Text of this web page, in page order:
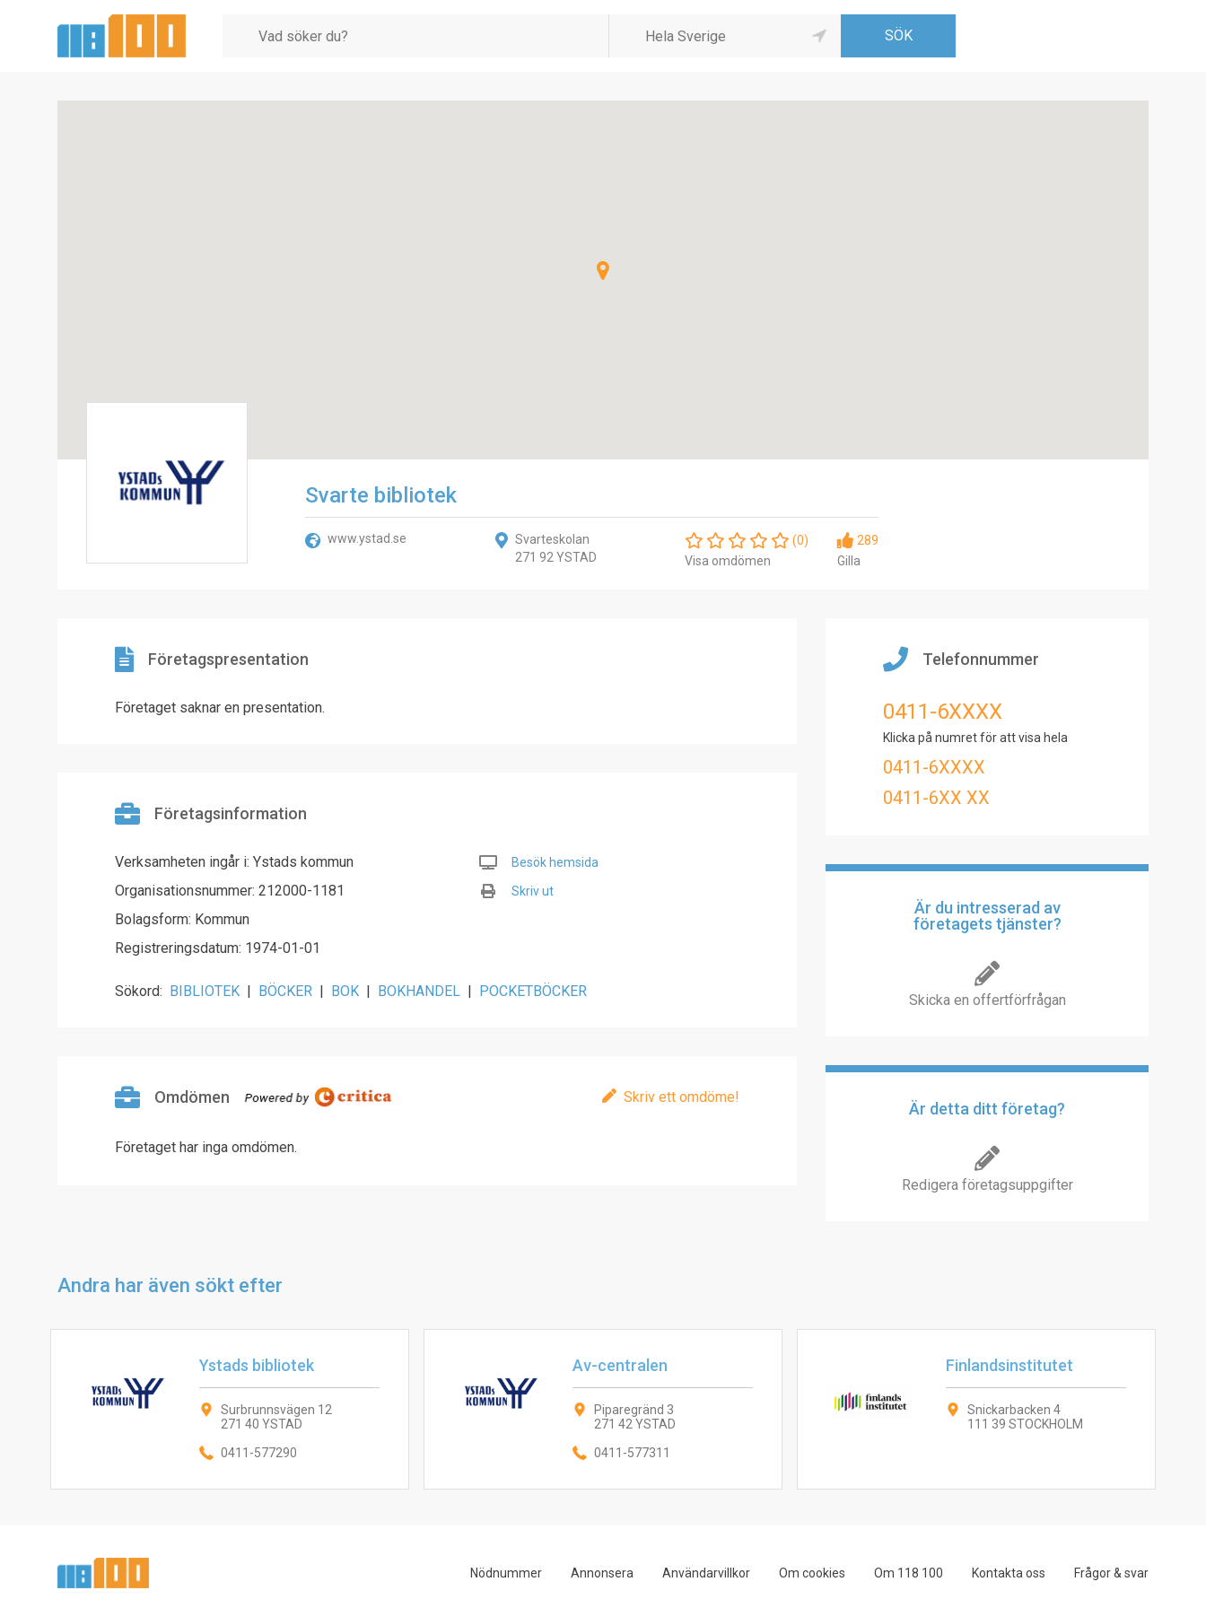
Svarte bibliotek
www.ystad.se
Svarteskolan
271 92 YSTAD
(0)
Visa omdömen
289
Gilla
Företagspresentation
Företaget saknar en presentation.
Företagsinformation
Verksamheten ingår i: Ystads kommun
Organisationsnummer: 212000-1181
Bolagsform: Kommun
Registreringsdatum: 1974-01-01
Besök hemsida
Skriv ut
Sökord: BIBLIOTEK | BÖCKER | BOK | BOKHANDEL | POCKETBÖCKER
Omdömen Skriv ett omdöme!
Företaget har inga omdömen.
Telefonnummer
0411-6XXXX
Klicka på numret för att visa hela
0411-6XXXX
0411-6XX XX
Är du intresserad av
företagets tjänster?
Skicka en offertförfrågan
Är detta ditt företag?
Redigera företagsuppgifter
Andra har även sökt efter
Ystads bibliotek
Surbrunnsvägen 12
271 40 YSTAD
0411-577290
Av-centralen
Piparegränd 3
271 42 YSTAD
0411-577311
Finlandsinstitutet
Snickarbacken 4
111 39 STOCKHOLM
Nödnummer Annonsera Användarvillkor Om cookies Om 118 100 Kontakta oss Frågor & svar